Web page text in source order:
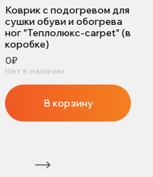
Коврик с подогревом для
сушки обуви и обогрева
ног "Теплолюкс-carpet" (в
коробке)
0₽
Нет в наличии
В корзину